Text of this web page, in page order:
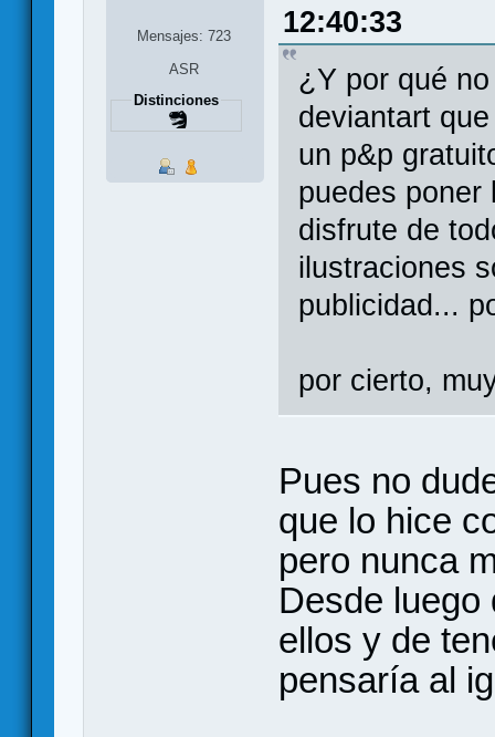
Mensajes: 723
ASR
Distinciones
12:40:33
¿Y por qué
deviantart
un p&p
puedes poner
disfrute de
ilustraciones
publicidad...
por cierto,
Pues no
que lo hice
pero nunca
Desde luego
ellos y de
pensaría al